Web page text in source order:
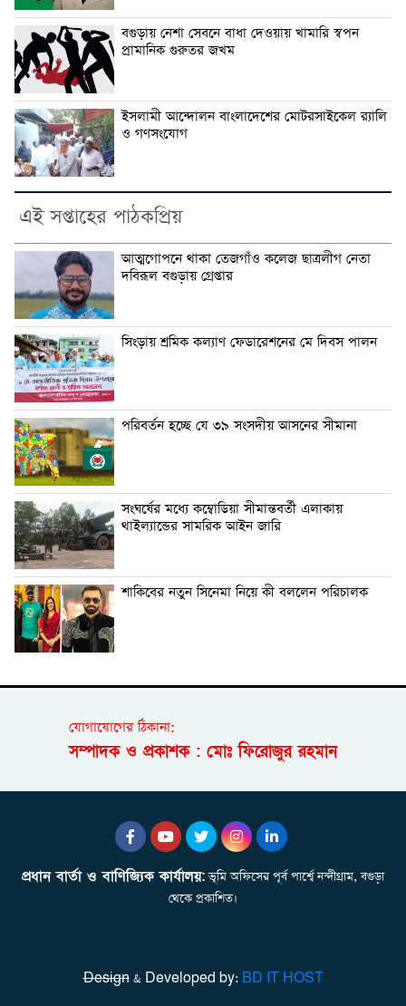
বগুড়ায় নেশা সেবনে বাধা দেওয়ায় খামারি স্বপন
প্রামানিক গুরুতর জখম
ইসলামী আন্দোলন বাংলাদেশের মোটরসাইকেল র‍্যালি
ও গণসংযোগ
এই সপ্তাহের পাঠকপ্রিয়
আত্মগোপনে থাকা তেজগাঁও কলেজ ছাত্রলীগ নেতা
দবিরূল বগুড়ায় গ্রেপ্তার
সিংড়ায় শ্রমিক কল্যাণ ফেডারেশনের মে দিবস পালন
পরিবর্তন হচ্ছে যে ৩৯ সংসদীয় আসনের সীমানা
সংঘর্ষের মধ্যে কম্বোডিয়া সীমান্তবর্তী এলাকায়
থাইল্যান্ডের সামরিক আইন জারি
শাকিবের নতুন সিনেমা নিয়ে কী বললেন পরিচালক
যোগাযোগের ঠিকানা:
সম্পাদক ও প্রকাশক : মোঃ ফিরোজুর রহমান
প্রধান বার্তা ও বাণিজ্যিক কার্যালয়:ভূমি অফিসের পূর্ব পার্শ্বে নন্দীগ্রাম, বগুড়া
থেকে প্রকাশিত।
Design& Developed by: BD IT HOST